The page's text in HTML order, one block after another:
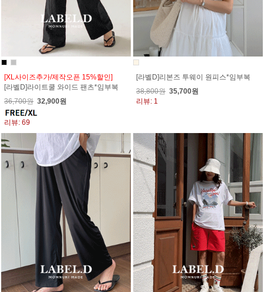
[XL사이즈추가/제작오픈 15%할인]
[라벨D]라이트쿨 와이드 팬츠*임부복
36,700원 32,900원
리뷰: 69
[라벨D]리본즈 투웨이 원피스*임부복
38,800원 35,700원
리뷰: 1